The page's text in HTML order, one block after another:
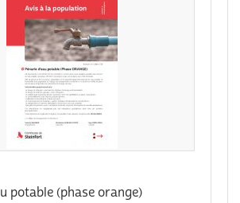
potable (phase orange)